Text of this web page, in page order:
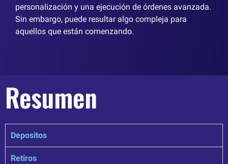
personalización y una ejecución de órdenes avanzada.
Sin embargo, puede resultar algo compleja para
aquellos que están comenzando.
Resumen
Depositos
Retiros